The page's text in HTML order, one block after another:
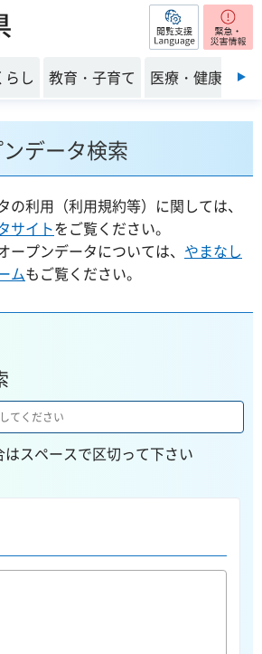
閲覧支援
示
らし 教育・子育て 医療・健康・福
データ検索
の利用（利用規約等）に関しては、
サイトをご覧ください。
ープンデータについては、 やまなし
ムもご覧ください。
スペースで区切って下さい